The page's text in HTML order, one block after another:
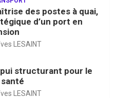
des postes à quai,
d’un port en
LESAINT
structurant pour le
LESAINT